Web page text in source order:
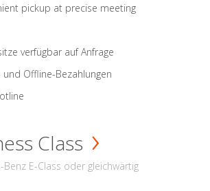
pickup at precise meeting
verfügbar auf Anfrage
und Offline-Bezahlungen
Class
Benz E-Class oder gleichwärtig